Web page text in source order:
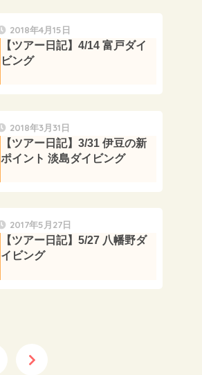
2018年4月15日
【ツアー日記】4/14 富戸ダイ
ビング
2018年3月31日
【ツアー日記】3/31 伊豆の新
ポイント 淡島ダイビング
2017年5月27日
【ツアー日記】5/27 八幡野ダ
イビング